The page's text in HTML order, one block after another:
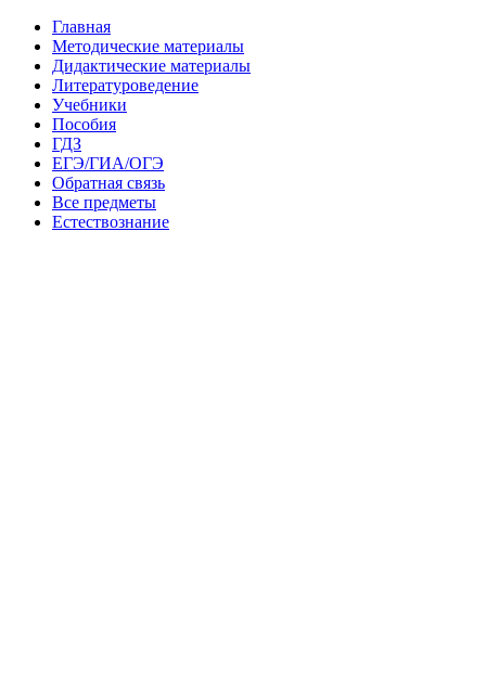
Главная
Методические материалы
Дидактические материалы
Литературоведение
Учебники
Пособия
ГДЗ
ЕГЭ/ГИА/ОГЭ
Обратная связь
Все предметы
Естествознание